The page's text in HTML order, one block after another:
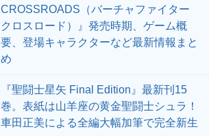
CROSSROADS（バーチャファイター
クロスロード）』発売時期、ゲーム概
要、登場キャラクターなど最新情報まと
め
『聖闘士星矢 Final Edition』最新刊15
巻。表紙は山羊座の黄金聖闘士シュラ！
車田正美による全編大幅加筆で完全新生